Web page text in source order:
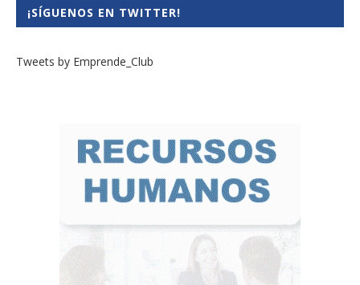
¡SÍGUENOS EN TWITTER!
Tweets by Emprende_Club